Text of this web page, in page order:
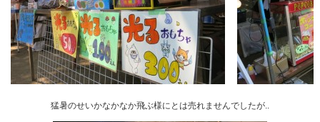
猛暑のせいかなかなか飛ぶ様にとは売れませんでしたが..